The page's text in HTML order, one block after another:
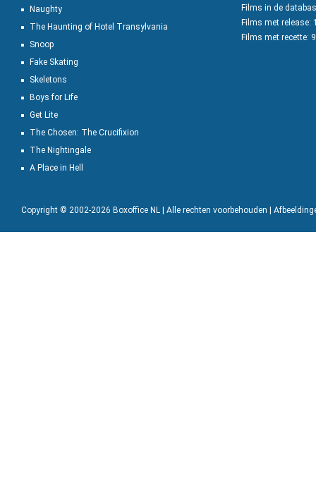
Naughty
The Haunting of Hotel Transylvania
Snoop
Fake Skating
Skeletons
Boys for Life
Get Lite
The Chosen: The Crucifixion
The Nightingale
A Place in Hell
Films in de
Films met release:
Films met recette:
Copyright © 2002-2026 Boxoffice NL | Alle rechten voorbehouden |